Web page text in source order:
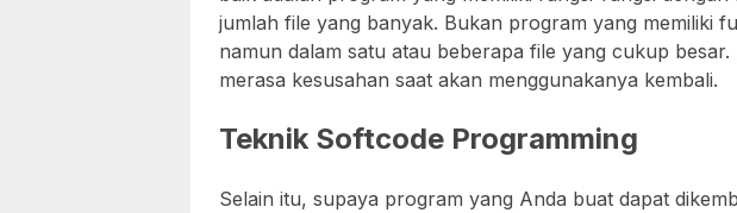
jumlah file yang banyak. Bukan program yang memiliki
namun dalam satu atau beberapa file yang cukup
merasa kesusahan saat akan menggunakanya kembali.
Teknik Softcode Programming
Selain itu, supaya program yang Anda buat dapat